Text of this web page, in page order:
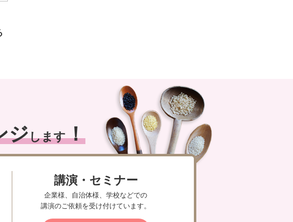
ジします！
講演・セミナー
企業様、自治体様、学校などでの
講演のご依頼を受け付けています。